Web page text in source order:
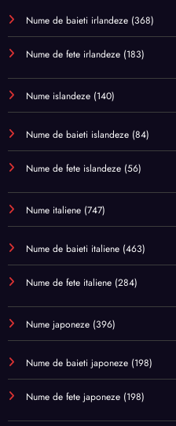
Nume de baieti irlandeze (368)
Nume de fete irlandeze (183)
Nume islandeze (140)
Nume de baieti islandeze (84)
Nume de fete islandeze (56)
Nume italiene (747)
Nume de baieti italiene (463)
Nume de fete italiene (284)
Nume japoneze (396)
Nume de baieti japoneze (198)
Nume de fete japoneze (198)